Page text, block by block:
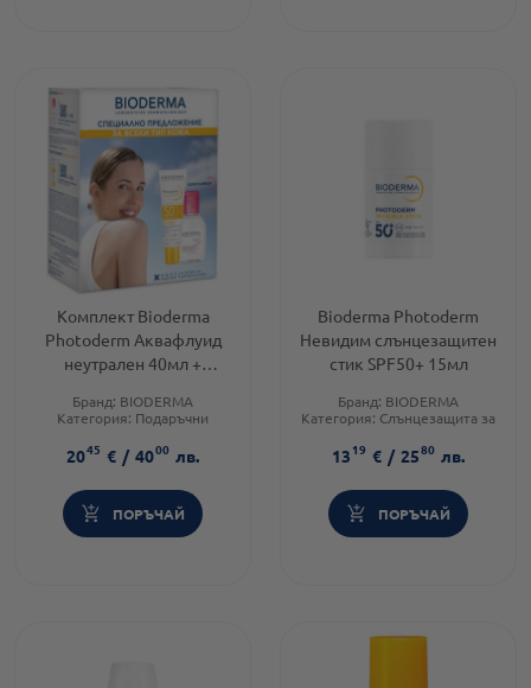
Комплект Bioderma
Photoderm Аквафлуид
неутрален 40мл +
разтвор 100мл
Бранд: BIODERMA
Категория: Подаръчни
Форма на продукта:
комплект
2045 € / 4000 лв.
ПОРЪЧАЙ
Bioderma Photoderm
Невидим слънцезащитен
стик SPF50+ 15мл
Бранд: BIODERMA
Категория: Слънцезащита за
Форма на продукта:стик
1319 € / 2580 лв.
ПОРЪЧАЙ